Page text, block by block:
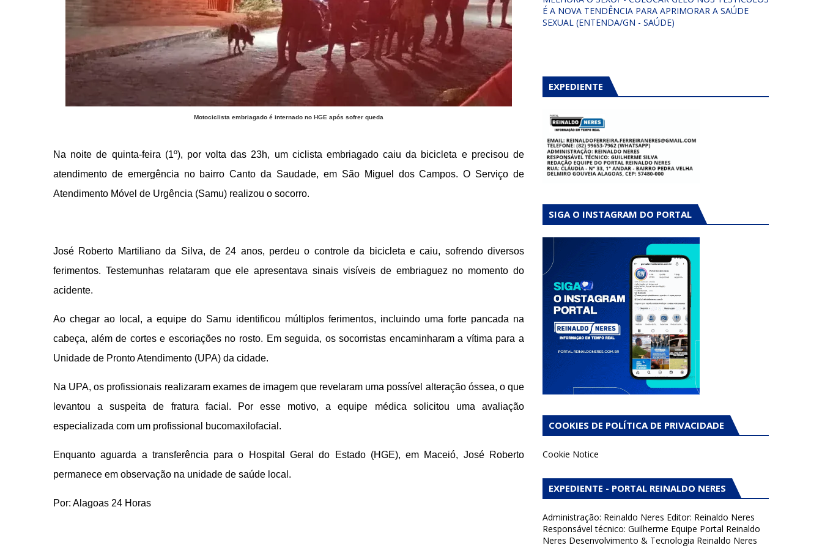
Motociclista embriagado é internado no HGE após sofrer queda
Na noite de quinta-feira (1º), por volta das 23h, um ciclista embriagado caiu da bicicleta e precisou de
atendimento de emergência no bairro Canto da Saudade, em São Miguel dos Campos. O Serviço de
Atendimento Móvel de Urgência (Samu) realizou o socorro.
José Roberto Martiliano da Silva, de 24 anos, perdeu o controle da bicicleta e caiu, sofrendo diversos
ferimentos. Testemunhas relataram que ele apresentava sinais visíveis de embriaguez no momento do
acidente.
Ao chegar ao local, a equipe do Samu identificou múltiplos ferimentos, incluindo uma forte pancada na
cabeça, além de cortes e escoriações no rosto. Em seguida, os socorristas encaminharam a vítima para a
Unidade de Pronto Atendimento (UPA) da cidade.
Na UPA, os profissionais realizaram exames de imagem que revelaram uma possível alteração óssea, o que
levantou a suspeita de fratura facial. Por esse motivo, a equipe médica solicitou uma avaliação
especializada com um profissional bucomaxilofacial.
Enquanto aguarda a transferência para o Hospital Geral do Estado (HGE), em Maceió, José Roberto
permanece em observação na unidade de saúde local.
Por: Alagoas 24 Horas
É A NOVA TENDÊNCIA PARA APRIMORAR A SAÚDE
SEXUAL (ENTENDA/GN - SAÚDE)
EXPEDIENTE
SIGA O INSTAGRAM DO PORTAL
COOKIES DE POLÍTICA DE PRIVACIDADE
Cookie Notice
EXPEDIENTE - PORTAL REINALDO NERES
Administração: Reinaldo Neres Editor: Reinaldo Neres
Responsável técnico: Guilherme Equipe Portal Reinaldo
Neres Desenvolvimento & Tecnologia Reinaldo Neres